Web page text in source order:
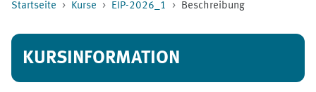
Startseite Kurse EIP-2026_1 Beschreibung
KURSINFORMATION